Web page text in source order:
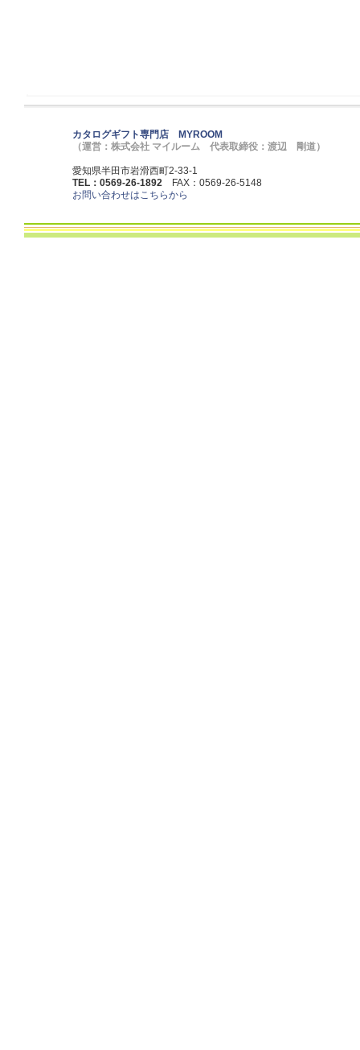
カタログギフト専門店 MYROOM
（運営：株式会社 マイルーム 代表取締役：渡辺 剛道）
愛知県半田市岩滑西町2-33-1
TEL：0569-26-1892 FAX：0569-26-5148
お問い合わせはこちらから